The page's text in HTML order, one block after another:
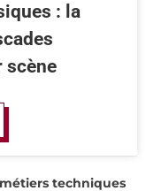
: la
scène
techniques